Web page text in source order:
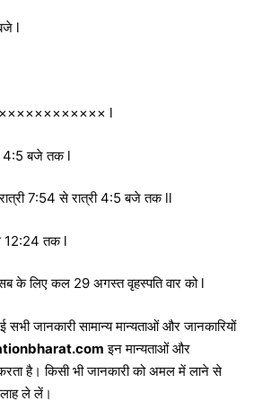
l
l
4:5 बजे तक l
7:54 से रात्री 4:5 बजे तक ll
12:24 तक l
के लिए कल 29 अगस्त वृहस्पति वार को l
सभी जानकारी सामान्य मान्यताओं और जानकारियों
इन मान्यताओं और
करता है। किसी भी जानकारी को अमल में लाने से
ले लें।